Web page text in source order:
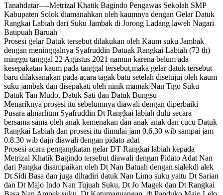
Tanahdatar—-Metrizal Khatik Bagindo Pengawas Sekolah SMP
Kabupaten Solok diamanahkan oleh kaumnya dengan Gelar Datuk
Rangkai Labiah dari Suku Jambak di Jorong Ladang laweh Nagari
Batipuah Baruah
Prosesi gelar Datuk tersebut dilakukan oleh Kaum suku Jambak
dengan meninggalnya Syafruddin Datuak Rangkai Labiah (73 th)
minggu tanggal 22 Agustus 2021 namun karena belum ada
kesepakatan kaum pada tanggal tersebut,maka gelar datuk tersebut
baru dilaksanakan pada acara tagak batu setelah disetujui oleh kaum
suku jambak dan disepakati oleh ninik mamak Nan Tigo Suku
Datuk Tan Mudo, Datuk Sati dan Datuk Bungsu
Menariknya prosesi itu sebelumnya diawali dengan diperbaiki
Pusara almarhum Syafruddin Dt Rangkai labiah dulu secara
bersama sama oleh anak kemenakan dan anak anak dan cucu Datuk
Rangkai Labiah dan prosesi itu dimulai jam 0.6.30 wib sampai jam
0.8.30 wib dajn diawali dengan pidato adat
Prosesi acara pengangkatan gelar DT Rangkai labiah kepada
Metrizal Khatik Bagindo tersebut diawali dengan Pidato Adat Nan
dari Pangka disampaikan oleh Dt Nan Batuah dengan sialekdi alek
Dt Sidi Basa dan juga dihadiri datuk Nan Limo suku yaitu Dt Sarian
dan Dt Majo Indo Nan Tujuah Suku, Dt Jo Magek dan Dt Rangkai